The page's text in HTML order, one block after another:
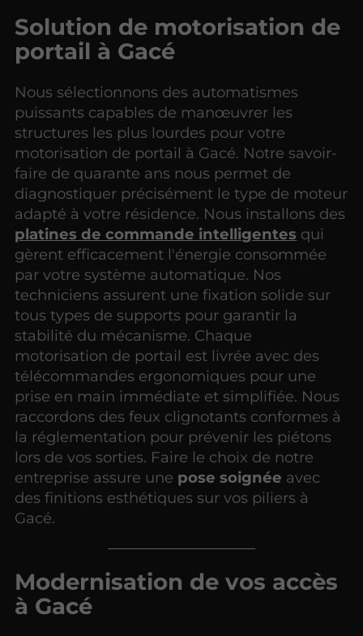
Solution de motorisation de
portail à Gacé
Nous sélectionnons des automatismes
puissants capables de manœuvrer les
structures les plus lourdes pour votre
motorisation de portail à Gacé. Notre savoir-
faire de quarante ans nous permet de
diagnostiquer précisément le type de moteur
adapté à votre résidence. Nous installons des
platines de commande intelligentes qui
gèrent efficacement l'énergie consommée
par votre système automatique. Nos
techniciens assurent une fixation solide sur
tous types de supports pour garantir la
stabilité du mécanisme. Chaque
motorisation de portail est livrée avec des
télécommandes ergonomiques pour une
prise en main immédiate et simplifiée. Nous
raccordons des feux clignotants conformes à
la réglementation pour prévenir les piétons
lors de vos sorties. Faire le choix de notre
entreprise assure une pose soignée avec
des finitions esthétiques sur vos piliers à
Gacé.
Modernisation de vos accès
à Gacé